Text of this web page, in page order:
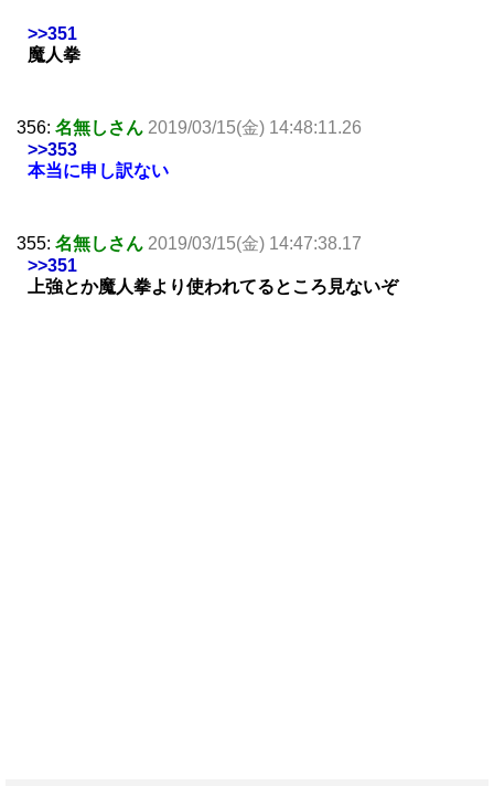
>>351
魔人拳
356: 名無しさん 2019/03/15(金) 14:48:11.26
>>353
本当に申し訳ない
355: 名無しさん 2019/03/15(金) 14:47:38.17
>>351
上強とか魔人拳より使われてるところ見ないぞ